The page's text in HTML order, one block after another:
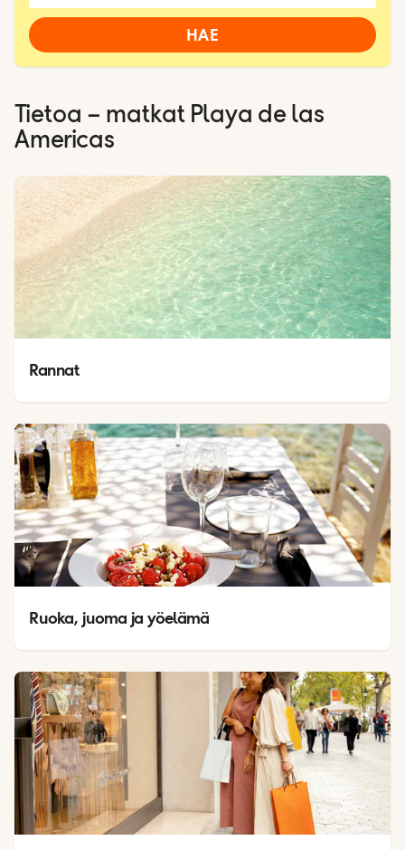
HAE
Tietoa – matkat Playa de las
Americas
Rannat
Ruoka, juoma ja yöelämä